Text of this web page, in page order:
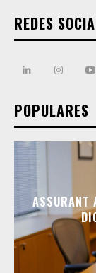
REDES
POPULARES
ASSURANT